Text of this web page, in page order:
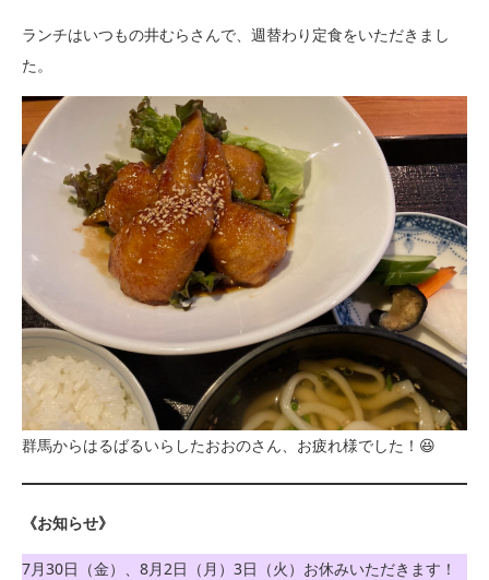
ランチはいつもの井むらさんで、週替わり定食をいただきまし
た。
群馬からはるばるいらしたおおのさん、お疲れ様でした！😆
《お知らせ》
7月30日（金）、8月2日（月）3日（火）お休みいただきます！